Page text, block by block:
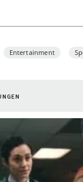
Entertainment